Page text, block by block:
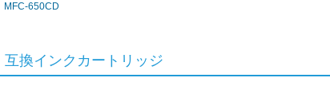
MFC-650CD
換インクカートリッジ